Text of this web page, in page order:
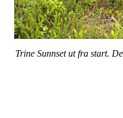
Trine Sunnset ut fra start.